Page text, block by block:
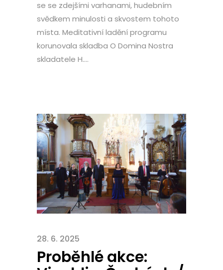
se se zdejšími varhanami, hudebním
svědkem minulosti a skvostem tohoto
místa. Meditativní ladění programu
korunovala skladba O Domina Nostra
skladatele H....
28. 6. 2025
Proběhlé akce: